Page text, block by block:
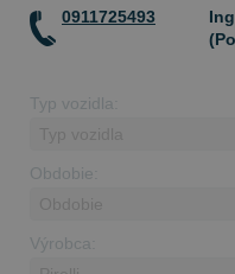
0911725493
Typ vozidla:
Obdobie:
Výrobca: